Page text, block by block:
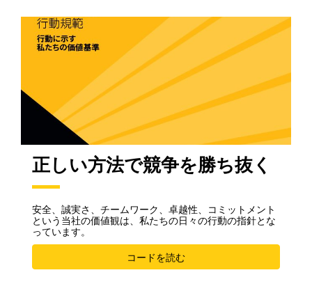
正しい方法で競争を勝ち抜く
安全、誠実さ、チームワーク、卓越性、コミットメント
という当社の価値観は、私たちの日々の行動の指針とな
っています。
コードを読む